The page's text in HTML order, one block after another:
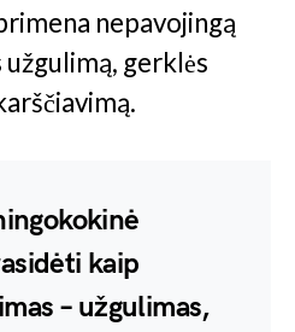
nepavojingą
gerklės
kaip
– užgulimas,